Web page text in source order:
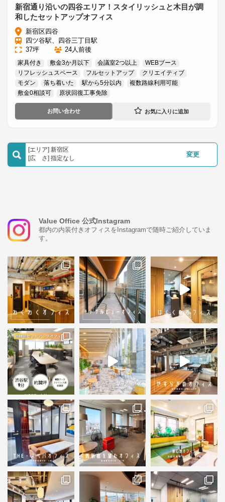
新宿通り沿いの四谷エリア！スタイリッシュと木目が調
和したセットアップオフィス
新宿区四谷
四ツ谷駅、四谷三丁目駅
37坪
24人前後
家具付き 敷金3か月以下 会議室2つ以上
WEBブース
リフレッシュスペース
フルセットアップ
クリエイティブ
モダン
落ち着いた 駅から5分以内
複数路線利用可能
敷金0相談可
原状回復工事免除
お問い合わせ
[エリア] 新宿区
[広 さ] 指定なし
変更
Value Office 公式Instagram
都内の内装付きオフィスをInstagramで随時ご紹介していま
す。